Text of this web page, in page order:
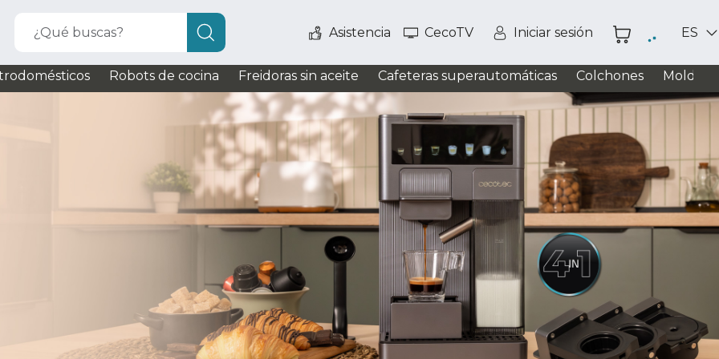
¿Qué buscas? Asistencia CecoTV Iniciar sesión ES
Robots de cocina Freidoras sin aceite Cafeteras superautomáticas Colchones